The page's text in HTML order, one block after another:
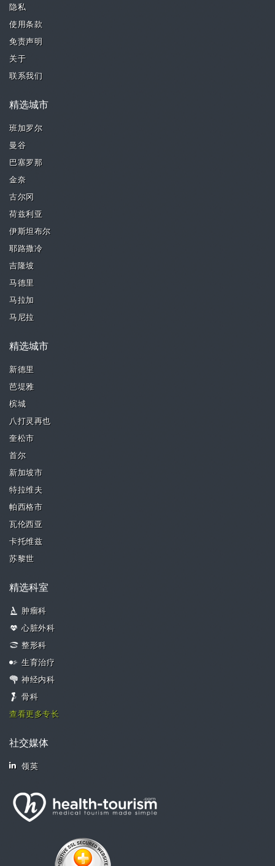
隐私
使用条款
免责声明
关于
联系我们
精选城市
班加罗尔
曼谷
巴塞罗那
金奈
古尔冈
荷兹利亚
伊斯坦布尔
耶路撒冷
吉隆坡
马德里
马拉加
马尼拉
精选城市
新德里
芭堤雅
槟城
八打灵再也
奎松市
首尔
新加坡市
特拉维夫
帕西格市
瓦伦西亚
卡托维兹
苏黎世
精选科室
肿瘤科
心脏外科
整形科
生育治疗
神经内科
骨科
查看更多专长
社交媒体
领英